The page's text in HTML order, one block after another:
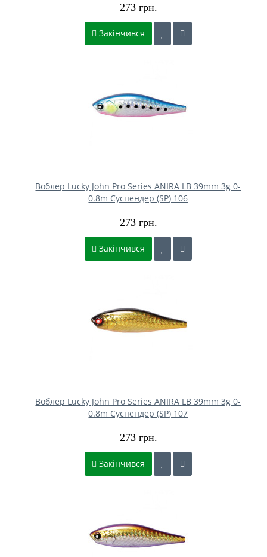
273 грн.
Закінчився
Воблер Lucky John Pro Series ANIRA LB 39mm 3g 0-
0.8m Cуспендер (SP) 106
273 грн.
Закінчився
Воблер Lucky John Pro Series ANIRA LB 39mm 3g 0-
0.8m Cуспендер (SP) 107
273 грн.
Закінчився